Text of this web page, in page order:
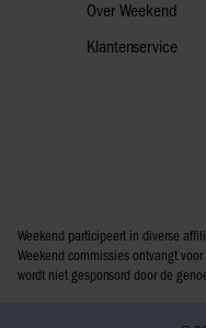
Over Weekend
Klantenservice
Weekend participeert in diverse
Weekend commissies ontvangt
wordt niet gesponsord door de